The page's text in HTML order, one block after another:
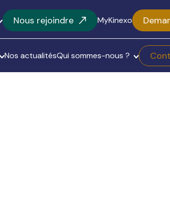
Nous rejoindre MyKinexo
Nos actualitésQui sommes-nous ?